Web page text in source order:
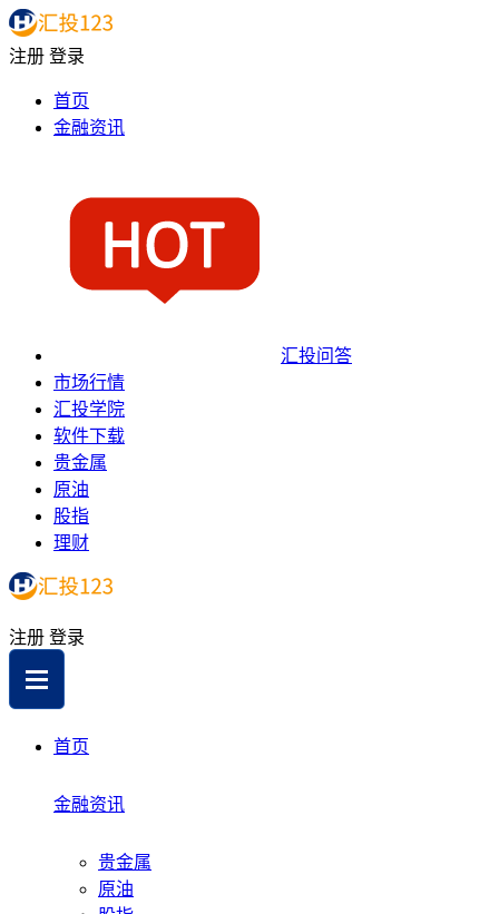
注册 登录
首页
金融资讯
汇投问答
市场行情
汇投学院
软件下载
贵金属
原油
股指
理财
注册 登录
首页
金融资讯
贵金属
原油